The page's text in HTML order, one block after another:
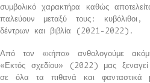
συμβολικό χαρακτήρα καθώς
παλεύουν μεταξύ τους: κυβόλιθοι,
δέντρων και βιβλία (2021-2022).
Από τον «κήπο» ανθολογούμε
«Εκτός σχεδίου» (2022) μας
σε όλα τα πιθανά και φανταστικά